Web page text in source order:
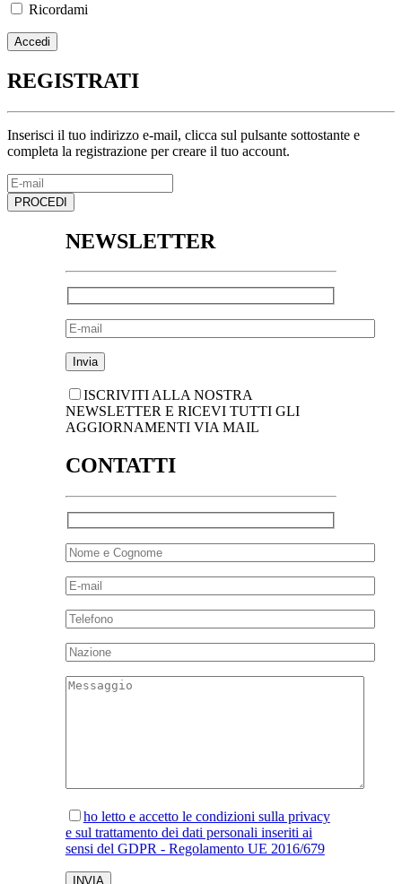
Ricordami
REGISTRATI
Inserisci il tuo indirizzo e-mail, clicca sul pulsante sottostante e
completa la registrazione per creare il tuo account.
NEWSLETTER
ISCRIVITI ALLA NOSTRA
NEWSLETTER E RICEVI TUTTI GLI
AGGIORNAMENTI VIA MAIL
CONTATTI
ho letto e accetto le condizioni sulla privacy
e sul trattamento dei dati personali inseriti ai
sensi del GDPR - Regolamento UE 2016/679